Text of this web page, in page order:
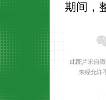
期间，